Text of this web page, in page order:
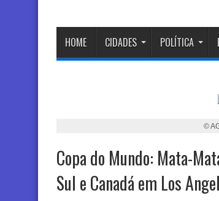
HOME CIDADES POLÍTICA
©
Copa do Mundo: Mata-
Sul e Canadá em Los